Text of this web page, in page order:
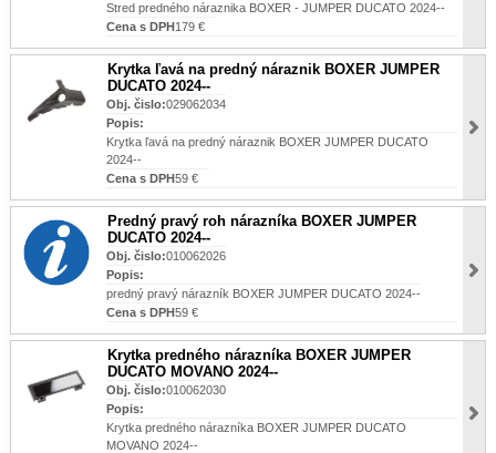
Stred predného náraznika BOXER - JUMPER DUCATO 2024--
Cena s DPH179 €
Krytka ľavá na predný náraznik BOXER JUMPER
DUCATO 2024--
Obj. čislo:029062034
Popis:
Krytka ľavá na predný náraznik BOXER JUMPER DUCATO
2024--
Cena s DPH59 €
Predný pravý roh nárazníka BOXER JUMPER
DUCATO 2024--
Obj. čislo:010062026
Popis:
predný pravý nárazník BOXER JUMPER DUCATO 2024--
Cena s DPH59 €
Krytka predného nárazníka BOXER JUMPER
DUCATO MOVANO 2024--
Obj. čislo:010062030
Popis:
Krytka predného nárazníka BOXER JUMPER DUCATO
MOVANO 2024--